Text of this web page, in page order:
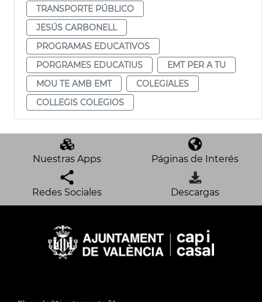
TRANSPORTE PÚBLICO
JESÚS CARBONELL
PROGRAMAS EDUCATIVOS
PORGRAMES EDUCATIUS
EMT PER A TU
MOU TE AMB EMT
COLEGIALES
COLLEGIS COLEGIOS
Nuestras Apps Páginas de Interés
Redes Sociales Descargas